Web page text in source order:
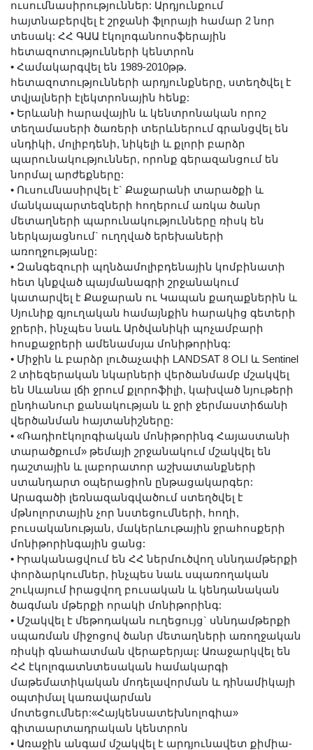
ուսումնասիրություններ: Արդյունքում
հայտնաբերվել է շրջանի ֆլորայի համար 2 նոր
տեսակ: ՀՀ ԳԱԱ էկոլոգանոոսֆերային
հետազոտությունների կենտրոն
• Համակարգվել են 1989-2010թթ.
հետազոտությունների արդյունքները, ստեղծվել է
տվյալների էլեկտրոնային հենք:
• Երևանի հարավային և կենտրոնական որոշ
տեղամասերի ծառերի տերևներում գրանցվել են
սնդիկի, մոլիբդենի, նիկելի և քլորի բարձր
պարունակություններ, որոնք գերազանցում են
նորմալ արժեքները:
• Ուսումնասիրվել է` Քաջարանի տարածքի և
մանկապարտեզների հողերում առկա ծանր
մետաղների պարունակությունները ռիսկ են
ներկայացնում` ուղղված երեխաների
առողջությանը:
• Զանգեզուրի պղնձամոլիբդենային կոմբինատի
հետ կնքված պայմանագրի շրջանակում
կատարվել է Քաջարան ու Կապան քաղաքներին և
Սյունիք գյուղական համայնքին հարակից գետերի
ջրերի, ինչպես նաև Արծվանիկի պոչամբարի
հոսքաջրերի ամենամսյա մոնիթորինգ:
• Միջին և բարձր լուծաչափի LANDSAT 8 OLI և Sentinel
2 տիեզերական նկարների վերծանմամբ մշակվել
են Սևանա լճի ջրում քլորոֆիլի, կախված նյութերի
ընդհանուր քանակության և ջրի ջերմաստիճանի
վերծանման հայտանիշները:
• «Ռադիոէկոլոգիական մոնիթորինգ Հայաստանի
տարածքում» թեմայի շրջանակում մշակվել են
դաշտային և լաբորատոր աշխատանքների
ստանդարտ օպերացիոն ընթացակարգեր:
Արագածի լեռնազանգվածում ստեղծվել է
մթնոլորտային չոր նստեցումների, հողի,
բուսականության, մակերևութային ջրահոսքերի
մոնիթորինգային ցանց:
• Իրականացվում են ՀՀ ներմուծվող սննդամթերքի
փորձարկումներ, ինչպես նաև սպառողական
շուկայում իրացվող բուսական և կենդանական
ծագման մթերքի որակի մոնիթորինգ:
• Մշակվել է մեթոդական ուղեցույց` սննդամթերքի
սպառման միջոցով ծանր մետաղների առողջական
ռիսկի գնահատման վերաբերյալ: Առաջարկվել են
ՀՀ էկոլոգատնտեսական համակարգի
մաթեմատիկական մոդելավորման և դինամիկայի
օպտիմալ կառավարման
մոտեցումներ:«Հայկենսատեխնոլոգիա»
գիտաարտադրական կենտրոն
• Առաջին անգամ մշակվել է արդյունավետ քիմիա-